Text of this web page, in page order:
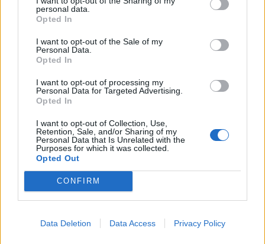
personal data.
Opted In
I want to opt-out of the Sale of my
Personal Data.
Opted In
I want to opt-out of processing my
Personal Data for Targeted Advertising.
Opted In
I want to opt-out of Collection, Use,
Retention, Sale, and/or Sharing of my
Personal Data that Is Unrelated with the
Purposes for which it was collected.
Opted Out
CONFIRM
Data Deletion Data Access Privacy Policy
WEBTV